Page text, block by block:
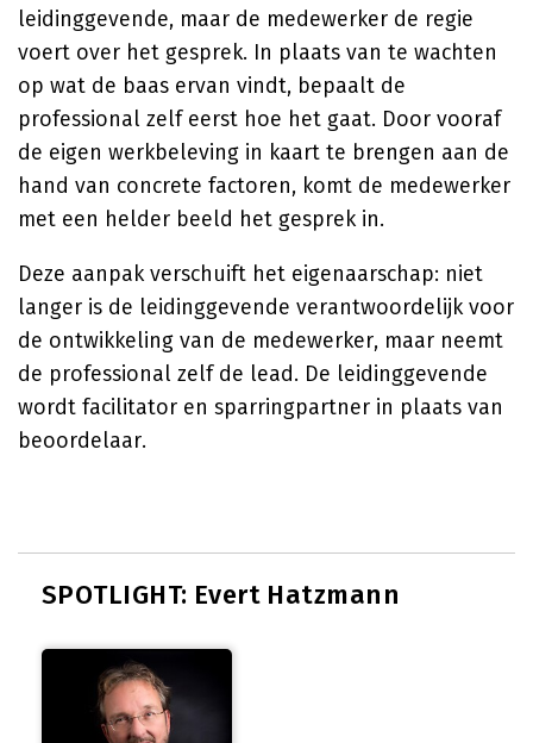
leidinggevende, maar de medewerker de regie
voert over het gesprek. In plaats van te wachten
op wat de baas ervan vindt, bepaalt de
professional zelf eerst hoe het gaat. Door vooraf
de eigen werkbeleving in kaart te brengen aan de
hand van concrete factoren, komt de medewerker
met een helder beeld het gesprek in.
Deze aanpak verschuift het eigenaarschap: niet
langer is de leidinggevende verantwoordelijk voor
de ontwikkeling van de medewerker, maar neemt
de professional zelf de lead. De leidinggevende
wordt facilitator en sparringpartner in plaats van
beoordelaar.
SPOTLIGHT: Evert Hatzmann